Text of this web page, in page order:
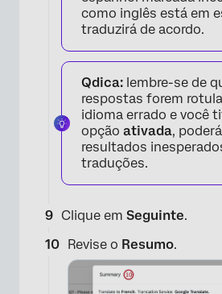
como inglês está em
traduzirá de acordo.
Qdica: lembre-se de
respostas forem
idioma errado e você
opção ativada,
resultados
traduções.
Clique em Seguinte.
Revise o Resumo.